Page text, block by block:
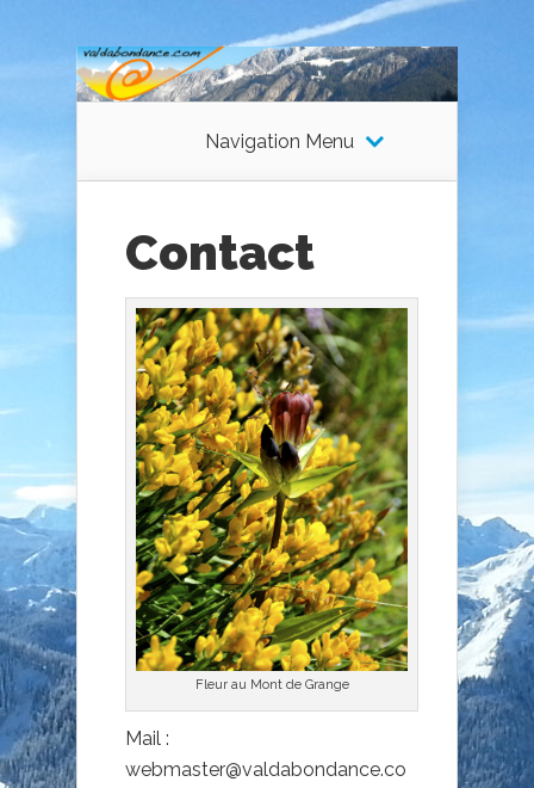
Navigation Menu
Contact
Fleur au Mont de Grange
Mail :
webmaster@valdabondance.co